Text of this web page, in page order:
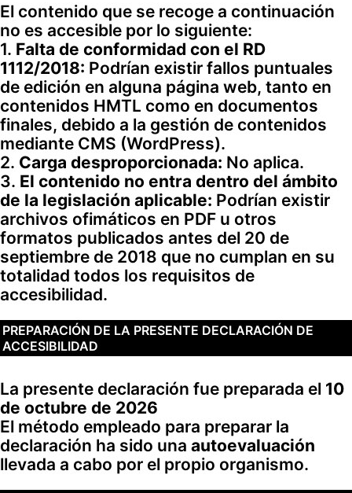
El contenido que se recoge a continuación
no es accesible por lo siguiente:
1. Falta de conformidad con el RD
1112/2018: Podrían existir fallos puntuales
de edición en alguna página web, tanto en
contenidos HMTL como en documentos
finales, debido a la gestión de contenidos
mediante CMS (WordPress).
2. Carga desproporcionada: No aplica.
3. El contenido no entra dentro del ámbito
de la legislación aplicable: Podrían existir
archivos ofimáticos en PDF u otros
formatos publicados antes del 20 de
septiembre de 2018 que no cumplan en su
totalidad todos los requisitos de
accesibilidad.
PREPARACIÓN DE LA PRESENTE DECLARACIÓN DE
ACCESIBILIDAD
La presente declaración fue preparada el 10
de octubre de 2026
El método empleado para preparar la
declaración ha sido una autoevaluación
llevada a cabo por el propio organismo.